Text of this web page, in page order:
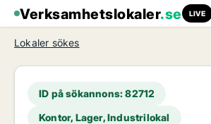
Verksamhetslokaler.se LIVE
Lokaler sökes
ID på sökannons: 82712
Kontor, Lager, Industrilokal